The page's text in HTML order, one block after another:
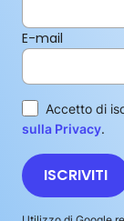
E-mail
Accetto di
sulla Privacy.
ISCRIVITI